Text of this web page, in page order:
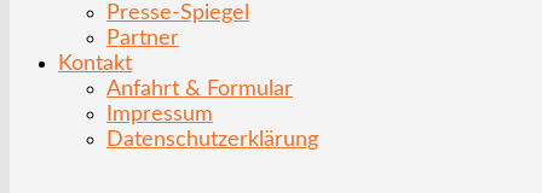
Presse-Spiegel
Partner
Kontakt
Anfahrt & Formular
Impressum
Datenschutzerklärung